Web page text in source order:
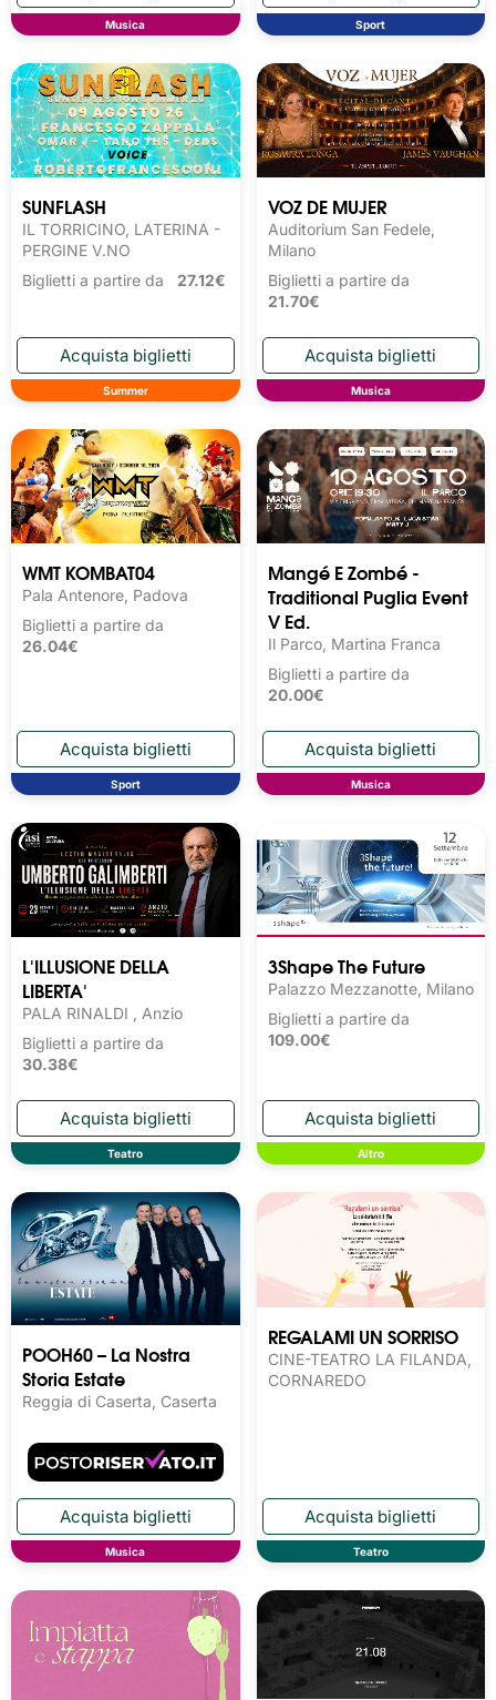
Musica Sport
SUNFLASH
IL TORRICINO, LATERINA -
PERGINE V.NO
Biglietti a partire da 27.12€
Summer
VOZ DE MUJER
Auditorium San Fedele,
Milano
Biglietti a partire da
21.70€
Musica
WMT KOMBAT04
Pala Antenore, Padova
Biglietti a partire da
26.04€
Sport
Mangé E Zombé -
Traditional Puglia Event
V Ed.
Il Parco, Martina Franca
Biglietti a partire da
20.00€
Musica
L'ILLUSIONE DELLA
LIBERTA'
PALA RINALDI , Anzio
Biglietti a partire da
30.38€
Teatro
3Shape The Future
Palazzo Mezzanotte, Milano
Biglietti a partire da
109.00€
Altro
POOH60 – La Nostra
Storia Estate
Reggia di Caserta, Caserta
Musica
REGALAMI UN SORRISO
CINE-TEATRO LA FILANDA,
CORNAREDO
Teatro